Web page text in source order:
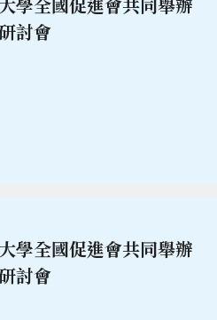
討會
學全國促進會共同舉辦
討會